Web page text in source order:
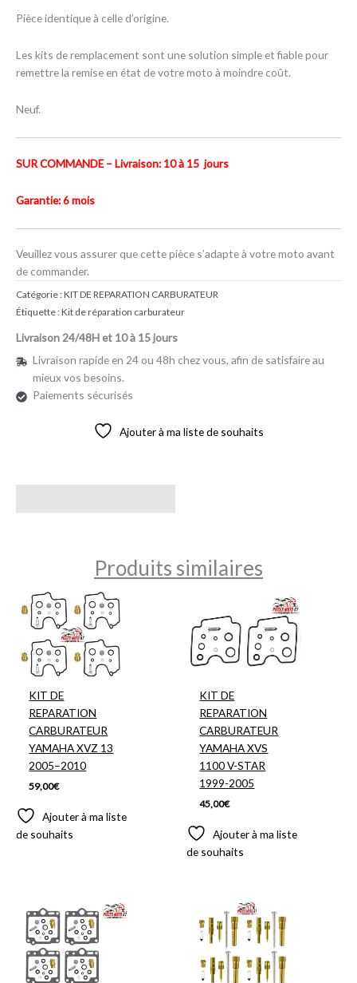
Pièce identique à celle d’origine.
Les kits de remplacement sont une solution simple et fiable pour
remettre la remise en état de votre moto à moindre coût.
Neuf.
SUR COMMANDE – Livraison: 10 à 15 jours
Garantie: 6 mois
Veuillez vous assurer que cette pièce s’adapte à votre moto avant
de commander.
Catégorie :KIT DE REPARATION CARBURATEUR
Étiquette :Kit de réparation carburateur
Livraison 24/48H et 10 à 15 jours
Livraison rapide en 24 ou 48h chez vous, afin de satisfaire au
mieux vos besoins.
Paiements sécurisés
Ajouter à ma liste de souhaits
Produits similaires
KIT DE
REPARATION
CARBURATEUR
YAMAHA XVZ 13
2005–2010
59,00€
Ajouter à ma liste
de souhaits
KIT DE
REPARATION
CARBURATEUR
YAMAHA XVS
1100 V-STAR
1999-2005
45,00€
Ajouter à ma liste
de souhaits